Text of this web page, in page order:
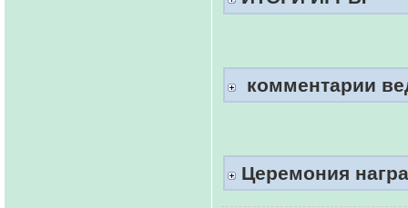
комментарии
Церемония